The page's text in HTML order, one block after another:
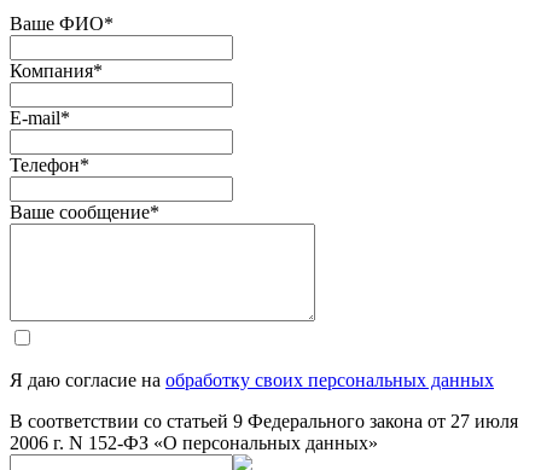
Ваше ФИО*
Компания*
E-mail*
Телефон*
Ваше сообщение*
Я даю согласие на обработку своих персональных данных
В соответствии со статьей 9 Федерального закона от 27 июля
2006 г. N 152-ФЗ «О персональных данных»